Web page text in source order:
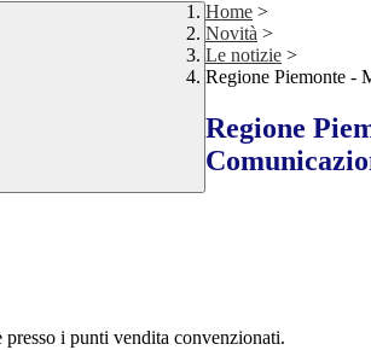
Home >
Novità >
Le notizie >
Regione Piemonte -
Regione
i punti vendita convenzionati.